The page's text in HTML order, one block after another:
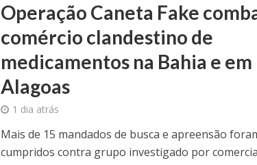
Operação Caneta Fake
comércio clandestino de
medicamentos na Bahia e em
Alagoas
1 dia atrás
Mais de 15 mandados de busca e apreensão
cumpridos contra grupo investigado por